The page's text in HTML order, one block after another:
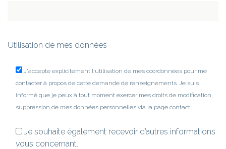
Utilisation de mes données
J'accepte explicitement l'utilisation de mes coordonnées pour me
contacter à propos de cette demande de renseignements. Je suis
informé que je peux à tout moment exercer mes droits de modification,
suppression de mes données personnelles via la page contact.
Je souhaite également recevoir d’autres informations
vous concernant.